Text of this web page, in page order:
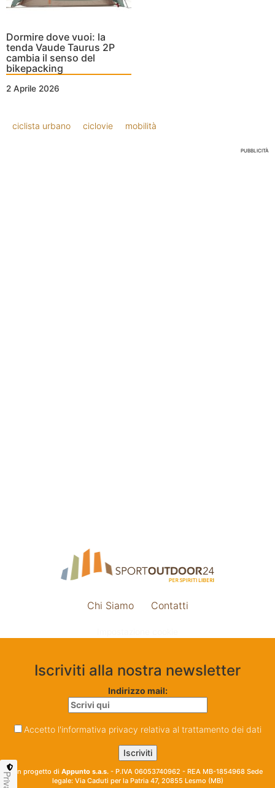
Dormire dove vuoi: la
tenda Vaude Taurus 2P
cambia il senso del
bikepacking
2 Aprile 2026
ciclista urbano ciclovie mobilità
PUBBLICITÀ
Chi Siamo Contatti
Iscriviti alla nostra newsletter
Indirizzo mail:
Accetto l'informativa privacy relativa al trattamento dei dati
Un progetto di Appunto s.a.s. - P.IVA 06053740962 - REA MB-1854968 Sede
legale: Via Caduti per la Patria 47, 20855 Lesmo (MB)